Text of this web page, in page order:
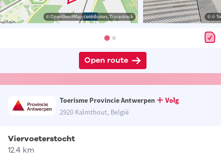
© OpenStreetMap contributors, Tracestrack © ©
Open route
Toerisme Provincie Antwerpen
Volg
2920 Kalmthout, België
Viervoeterstocht
12.4 km